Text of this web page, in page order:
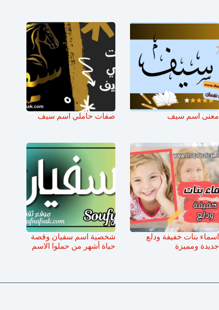
معنى اسم سيف صفات حاملي اسم سيف
اسماء بنات خفيفة ودلع
جديدة ومميزة
شخصية اسم سفيان وقصة
حياة أشهر من حملوا الاسم